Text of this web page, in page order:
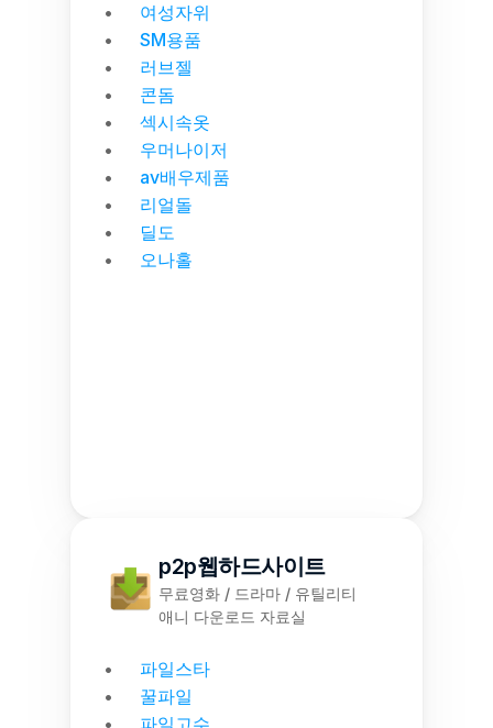
여성자위
SM용품
러브젤
콘돔
섹시속옷
우머나이저
av배우제품
리얼돌
딜도
오나홀
p2p웹하드사이트
무료영화 / 드라마 / 유틸리티
애니 다운로드 자료실
파일스타
꿀파일
파일고수